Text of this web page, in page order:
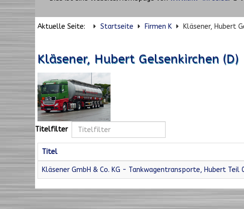
Aktuelle Seite: Startseite Firmen K Kläsener, Hubert
Kläsener, Hubert Gelsenkirchen (D)
Titelfilter
Titel
Kläsener GmbH & Co. KG - Tankwagentransporte, Hubert Teil